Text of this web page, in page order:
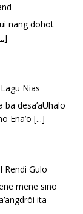
nang dohot
Nias
desa’aUhalo
Ena’o [...]
Rendi Gulo
mene sino
ita